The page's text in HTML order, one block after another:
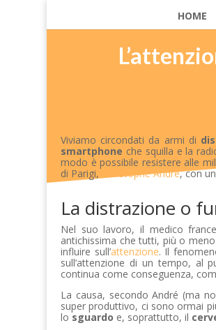
HOME
Viviamo circondati da armi di
smartphone che squilla e la
modo è possibile resistere alle
di Parigi, Christophe André, con
La distrazione o
Nel suo lavoro, il medico
antichissima che tutti, più o
influire sull’attenzione. Il
sull’attenzione di un tempo, al
continua come conseguenza,
La causa, secondo André (ma
super produttivo, ci sono ormai
losguardo e, soprattutto, il